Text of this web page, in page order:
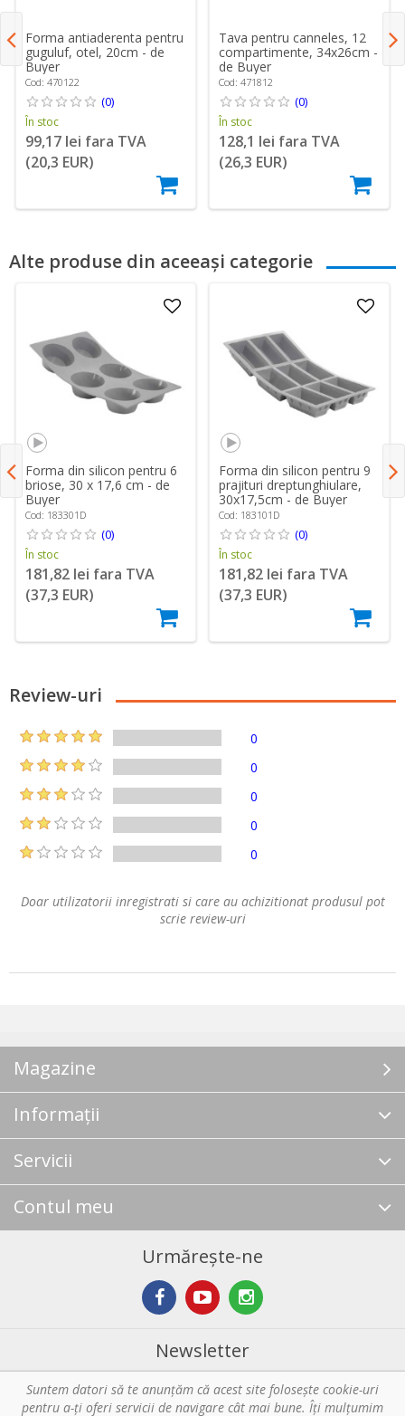
Forma antiaderenta pentru
guguluf, otel, 20cm - de
Buyer
Cod: 470122
(0)
În stoc
99,17 lei fara TVA
(20,3 EUR)
Tava pentru canneles, 12
compartimente, 34x26cm -
de Buyer
Cod: 471812
(0)
În stoc
128,1 lei fara TVA
(26,3 EUR)
Alte produse din aceeași categorie
Forma din silicon pentru 6
briose, 30 x 17,6 cm - de
Buyer
Cod: 183301D
(0)
În stoc
181,82 lei fara TVA
(37,3 EUR)
Forma din silicon pentru 9
prajituri dreptunghiulare,
30x17,5cm - de Buyer
Cod: 183101D
(0)
În stoc
181,82 lei fara TVA
(37,3 EUR)
Review-uri
0
0
0
0
0
Doar utilizatorii inregistrati si care au achizitionat produsul pot
scrie review-uri
Magazine
Informații
Servicii
Contul meu
Urmărește-ne
Newsletter
Abonare
Suntem datori să te anunţăm că acest site foloseşte cookie-uri
pentru a-ți oferi servicii de navigare cât mai bune. Îţi mulțumim